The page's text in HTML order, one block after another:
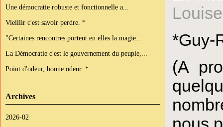
Une démocratie robuste et fonctionnelle a...
Vieillir c'est savoir perdre. *
"Certaines rencontres portent en elles la magie...
La Démocratie c'est le gouvernement du peuple,...
Point d'odeur, bonne odeur. *
Archives
2026-02
Louise
*Guy-
(A